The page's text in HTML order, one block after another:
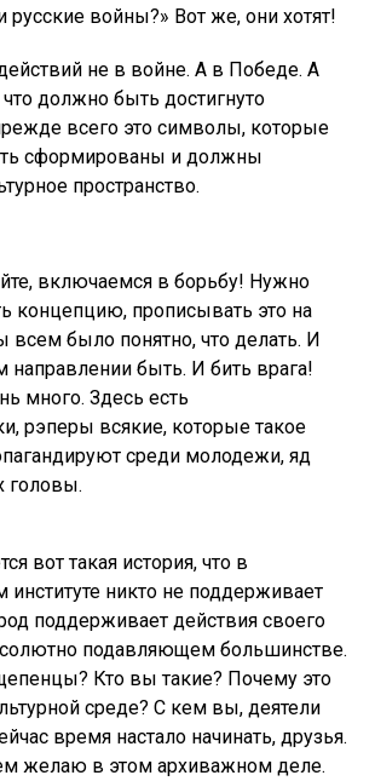
русские войны?» Вот же, они хотят!
не в войне. А в Победе. А
должно быть достигнуто
всего это символы, которые
сформированы и должны
пространство.
включаемся в борьбу! Нужно
концепцию, прописывать это на
всем было понятно, что делать. И
направлении быть. И бить врага!
много. Здесь есть
рэперы всякие, которые такое
среди молодежи, яд
головы.
вот такая история, что в
никто не поддерживает
поддерживает действия своего
подавляющем большинстве.
Кто вы такие? Почему это
среде? С кем вы, деятели
время настало начинать, друзья.
желаю в этом архиважном деле.